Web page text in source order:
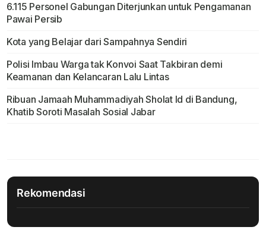
6.115 Personel Gabungan Diterjunkan untuk Pengamanan
Pawai Persib
Kota yang Belajar dari Sampahnya Sendiri
Polisi Imbau Warga tak Konvoi Saat Takbiran demi
Keamanan dan Kelancaran Lalu Lintas
Ribuan Jamaah Muhammadiyah Sholat Id di Bandung,
Khatib Soroti Masalah Sosial Jabar
Rekomendasi